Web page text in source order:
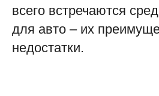
всего встречаются
для авто – их
недостатки.